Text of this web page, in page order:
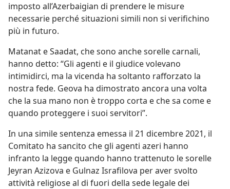
imposto all’Azerbaigian di prendere le misure
necessarie perché situazioni simili non si verifichino
più in futuro.
Matanat e Saadat, che sono anche sorelle carnali,
hanno detto: “Gli agenti e il giudice volevano
intimidirci, ma la vicenda ha soltanto rafforzato la
nostra fede. Geova ha dimostrato ancora una volta
che la sua mano non è troppo corta e che sa come e
quando proteggere i suoi servitori”.
In una simile sentenza emessa il 21 dicembre 2021, il
Comitato ha sancito che gli agenti azeri hanno
infranto la legge quando hanno trattenuto le sorelle
Jeyran Azizova e Gulnaz Israfilova per aver svolto
attività religiose al di fuori della sede legale dei